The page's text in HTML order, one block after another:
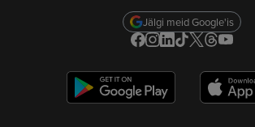
Jälgi meid Google'is